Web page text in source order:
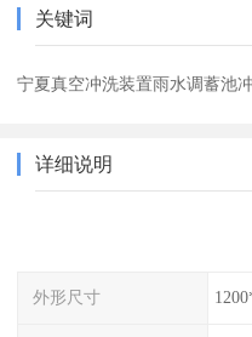
关键词
宁夏真空冲洗装置雨水调蓄池
详细说明
外形尺寸